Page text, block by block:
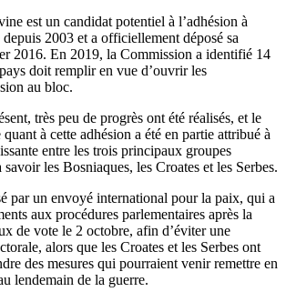
est un candidat potentiel à l’adhésion à
2003 et a officiellement déposé sa
2016. En 2019, la Commission a identifié 14
doit remplir en vue d’ouvrir les
au bloc.
très peu de progrès ont été réalisés, et le
à cette adhésion a été en partie attribué à
entre les trois principaux groupes
les Bosniaques, les Croates et les Serbes.
par un envoyé international pour la paix, qui a
aux procédures parlementaires après la
de vote le 2 octobre, afin d’éviter une
alors que les Croates et les Serbes ont
des mesures qui pourraient venir remettre en
lendemain de la guerre.